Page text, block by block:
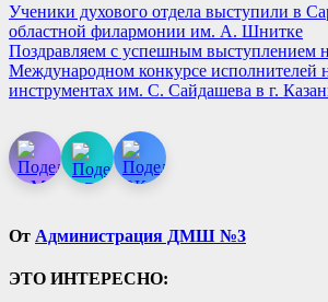
Ученики духового отдела выступили в
областной филармонии им. А. Шнитке
Поздравляем с успешным выступлением
Международном конкурсе исполнителей
инструментах им. С. Сайдашева в г.
От Администрация ДМШ №3
ЭТО ИНТЕРЕСНО: